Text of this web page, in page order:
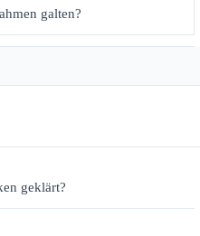
galten?
geklärt?